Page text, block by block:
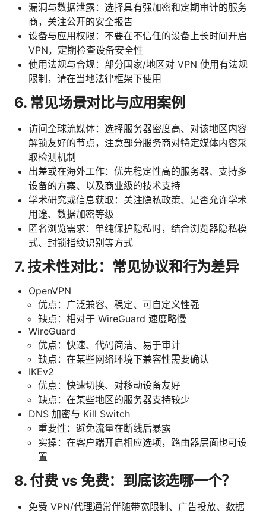
漏洞与数据泄露：选择具有强加密和定期审计的服务
商，关注公开的安全报告
设备与应用权限：不要在不信任的设备上长时间开启
VPN，定期检查设备安全性
使用法规与合规：部分国家/地区对 VPN 使用有法规
限制，请在当地法律框架下使用
6. 常见场景对比与应用案例
访问全球流媒体：选择服务器密度高、对该地区内容
解锁友好的节点，注意部分服务商对特定媒体内容采
取检测机制
出差或在海外工作：优先稳定性高的服务器、支持多
设备的方案、以及商业级的技术支持
学术研究或信息获取：关注隐私政策、是否允许学术
用途、数据加密等级
匿名浏览需求：单纯保护隐私时，结合浏览器隐私模
式、封锁指纹识别等方式
7. 技术性对比：常见协议和行为差异
OpenVPN
优点：广泛兼容、稳定、可自定义性强
缺点：相对于 WireGuard 速度略慢
WireGuard
优点：快速、代码简洁、易于审计
缺点：在某些网络环境下兼容性需要确认
IKEv2
优点：快速切换、对移动设备友好
缺点：在某些地区的服务器支持较少
DNS 加密与 Kill Switch
重要性：避免流量在断线后暴露
实操：在客户端开启相应选项，路由器层面也可设
置
8. 付费 vs 免费：到底该选哪一个？
免费 VPN/代理通常伴随带宽限制、广告投放、数据